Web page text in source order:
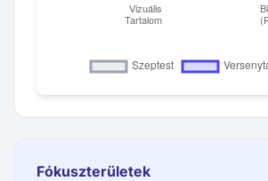
Fókuszterületek